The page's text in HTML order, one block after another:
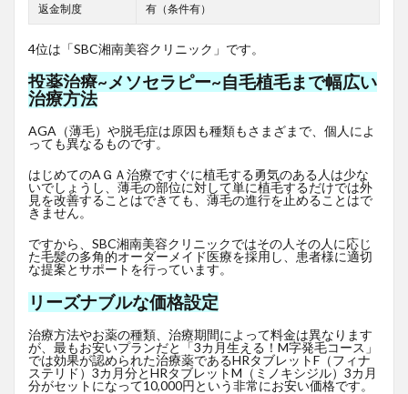
返金制度 有（条件有）
4位は「SBC湘南美容クリニック」です。
投薬治療~メソセラピー~自毛植毛まで幅広い
治療方法
AGA（薄毛）や脱毛症は原因も種類もさまざまで、個人によ
っても異なるものです。
はじめてのAＧＡ治療ですぐに植毛する勇気のある人は少な
いでしょうし、薄毛の部位に対して単に植毛するだけでは外
見を改善することはできても、薄毛の進行を止めることはで
きません。
ですから、SBC湘南美容クリニックではその人その人に応じ
た毛髪の多角的オーダーメイド医療を採用し、患者様に適切
な提案とサポートを行っています。
リーズナブルな価格設定
治療方法やお薬の種類、治療期間によって料金は異なります
が、最もお安いプランだと「3カ月生える！M字発毛コース」
では効果が認められた治療薬であるHRタブレットF （フィナ
ステリド）3カ月分とHRタブレットM（ミノキシジル）3カ月
分がセットになって10,000円という非常にお安い価格です。